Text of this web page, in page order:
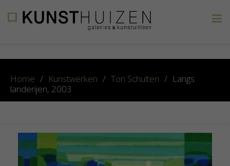
Home / Kunstwerken / Ton Schulten / Langs
landerijen, 2003